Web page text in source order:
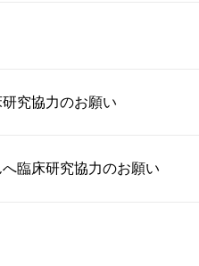
究協力のお願い
臨床研究協力のお願い